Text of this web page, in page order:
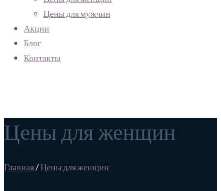
Цены для мужчин
Акции
Блог
Контакты
Цены для женщин
Главная/Цены для женщин